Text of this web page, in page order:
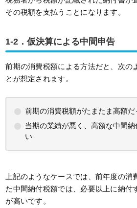
その税額を支払うことになります。
1-2．仮決算による中間申告
前期の消費税額による方法だと、次の
とが想定されます。
前期の消費税額がたまたま高額だ
当期の業績が悪く、高額な中間
い
上記のようなケースでは、前年度の消
た中間納付税額では、必要以上に納付
が高いです。